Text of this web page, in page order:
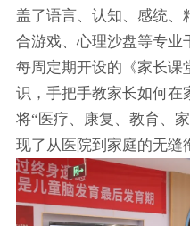
盖了语言、认知、感统、
合游戏、心理沙盘等专业
每周定期开设的《家长课
识，手把手教家长如何在
将“医疗、康复、教育、
现了从医院到家庭的无缝